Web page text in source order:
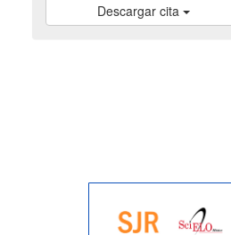
Descargar cita